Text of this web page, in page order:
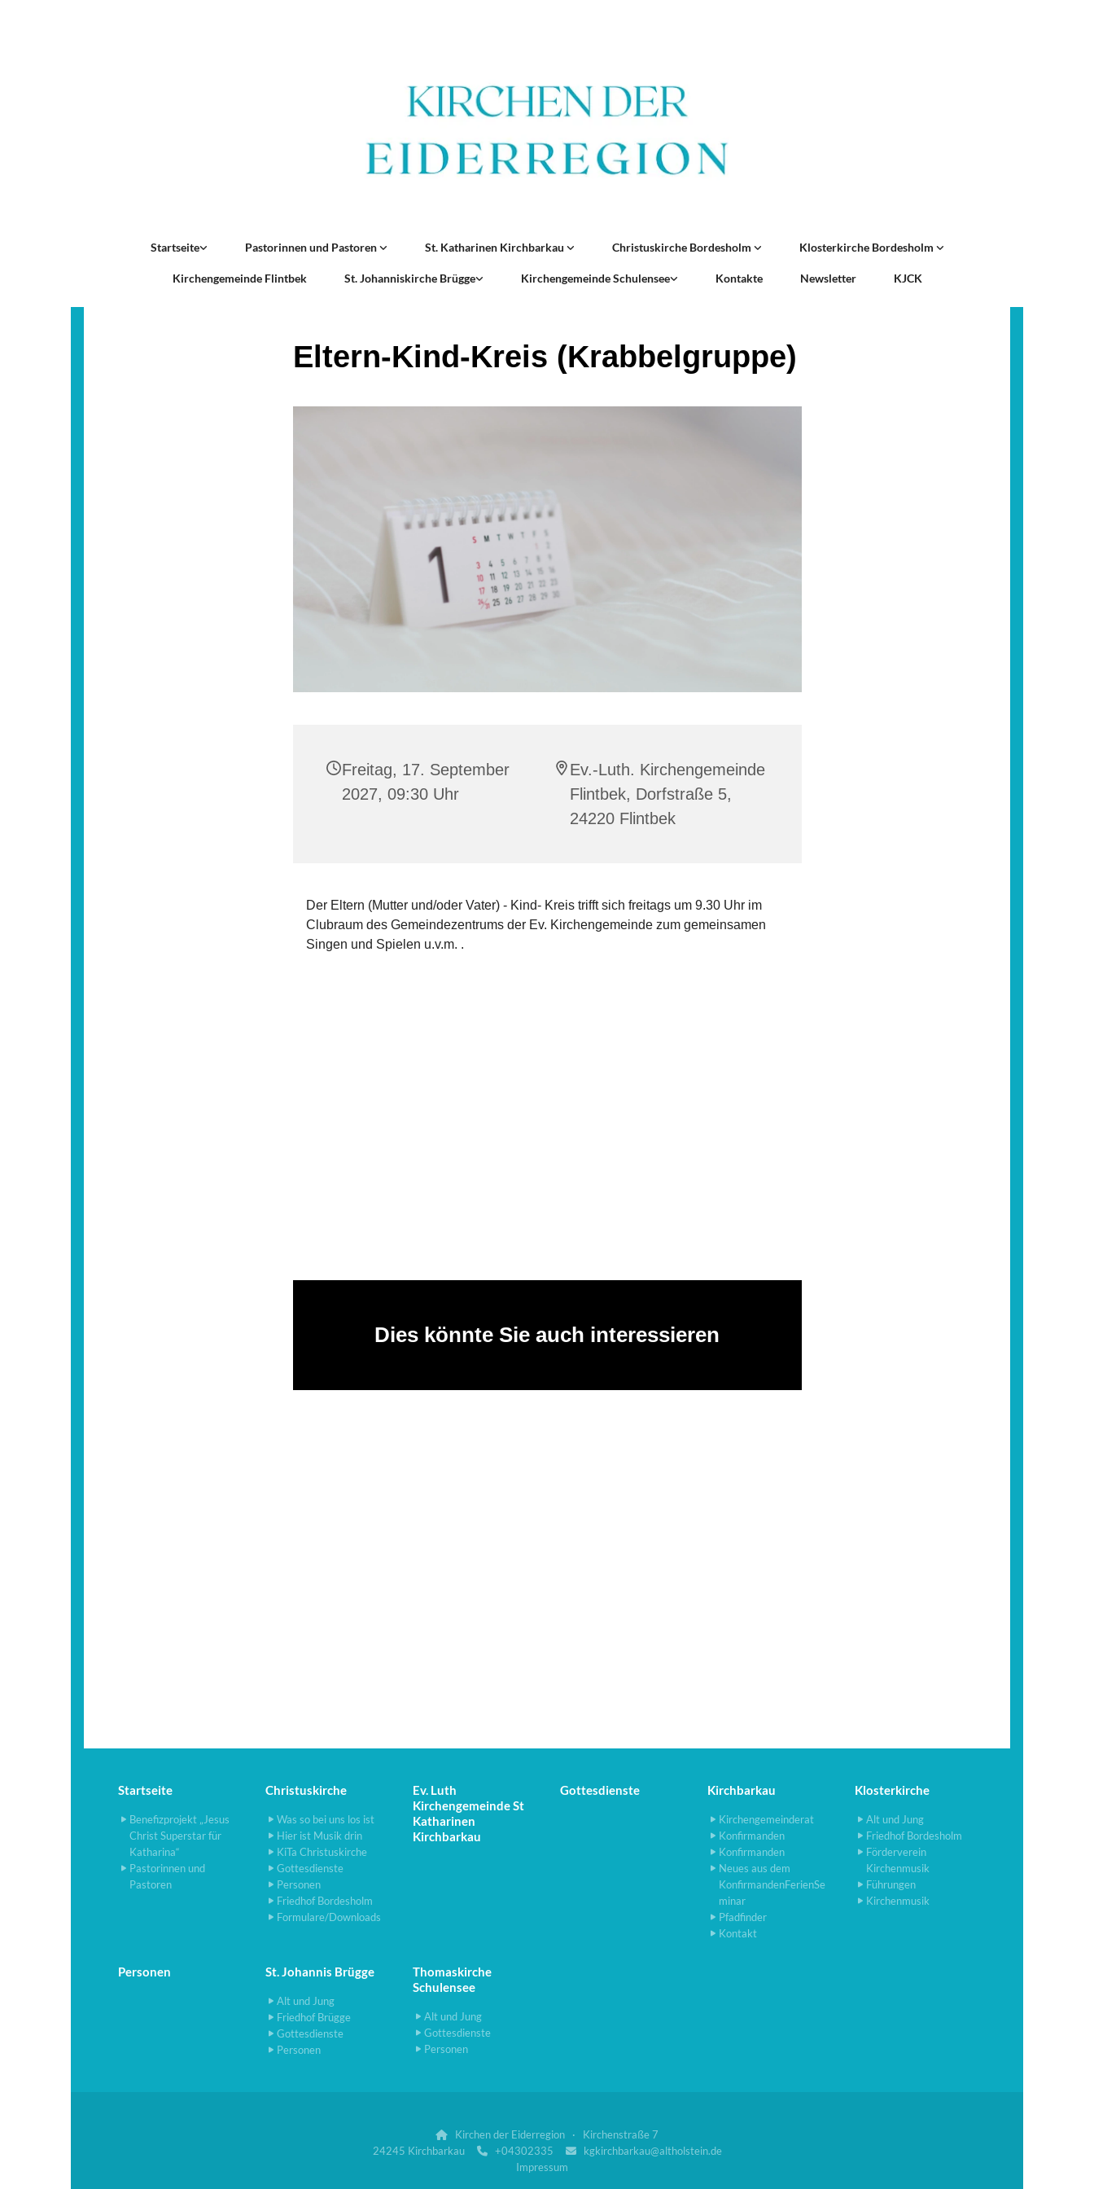
Startseite Pastorinnen und Pastoren St. Katharinen Kirchbarkau Christuskirche Bordesholm Klosterkirche Bordesholm
Kirchengemeinde Flintbek St. Johanniskirche Brügge Kirchengemeinde Schulensee Kontakte Newsletter KJCK
Eltern-Kind-Kreis (Krabbelgruppe)
Freitag, 17. September
2027, 09:30 Uhr
Ev.-Luth. Kirchengemeinde
Flintbek, Dorfstraße 5,
24220 Flintbek
Der Eltern (Mutter und/oder Vater) - Kind- Kreis trifft sich freitags um 9.30 Uhr im
Clubraum des Gemeindezentrums der Ev. Kirchengemeinde zum gemeinsamen
Singen und Spielen u.v.m. .
Dies könnte Sie auch interessieren
Startseite
Benefizprojekt „Jesus
Christ Superstar für
Katharina“
Pastorinnen und
Pastoren
Christuskirche
Was so bei uns los ist
Hier ist Musik drin
KiTa Christuskirche
Gottesdienste
Personen
Friedhof Bordesholm
Formulare/Downloads
Ev. Luth
Kirchengemeinde St
Katharinen
Kirchbarkau
Gottesdienste Kirchbarkau
Kirchengemeinderat
Konfirmanden
Konfirmanden
Neues aus dem
KonfirmandenFerienSe
minar
Pfadfinder
Kontakt
Klosterkirche
Alt und Jung
Friedhof Bordesholm
Förderverein
Kirchenmusik
Führungen
Kirchenmusik
Personen St. Johannis Brügge
Alt und Jung
Friedhof Brügge
Gottesdienste
Personen
Thomaskirche
Schulensee
Alt und Jung
Gottesdienste
Personen

Kirchen der Eiderregion · Kirchenstraße 7
24245 Kirchbarkau
+04302335 kgkirchbarkau@altholstein.de
Impressum